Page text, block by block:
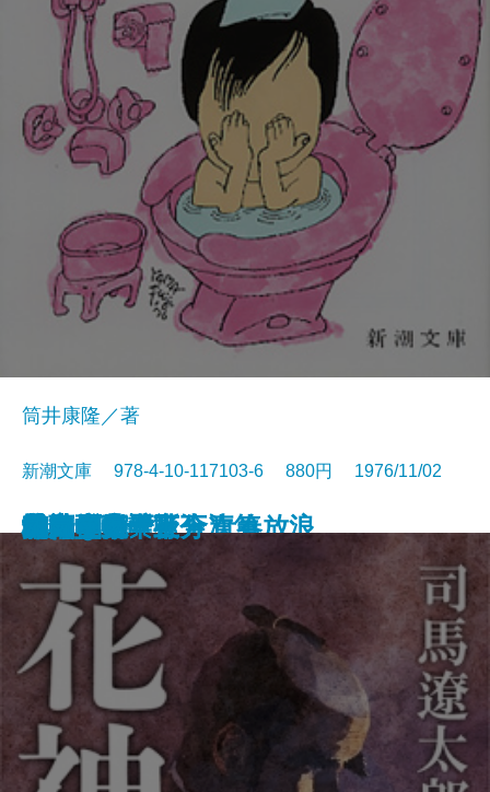
日本の伝説
城塞〔上〕
城塞〔中〕
城塞〔下〕
妖精配給会社
冬の鷹
幼き日のこと・青春放浪
栄光の岩壁〔上〕
栄光の岩壁〔下〕
狂気の沙汰も金次第
筒井康隆／著
新潮文庫 978-4-10-117103-6 880円 1976/11/02
花神〔上〕
花神〔中〕
花神〔下〕
二百十日・野分
坑夫
文鳥・夢十夜
幸福な死
マイ国家
雄気堂々〔上〕
雄気堂々〔下〕